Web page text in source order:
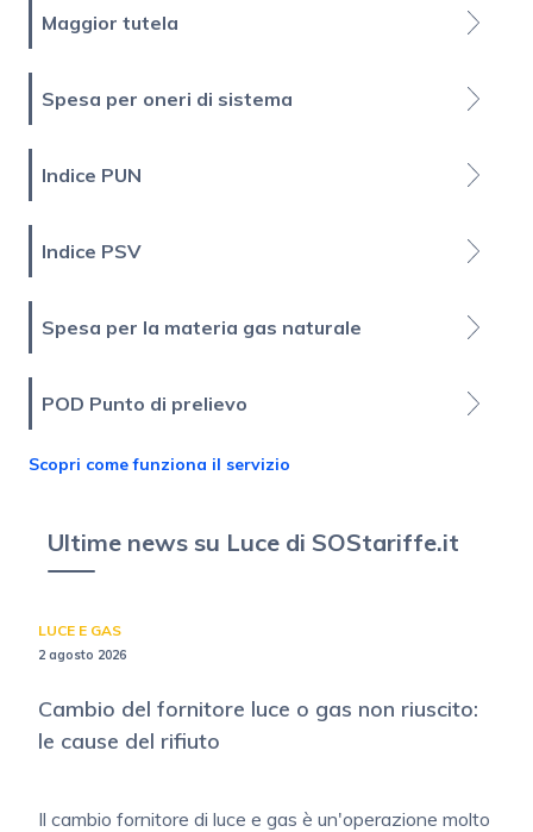
Maggior tutela
Spesa per oneri di sistema
Indice PUN
Indice PSV
Spesa per la materia gas naturale
POD Punto di prelievo
Scopri come funziona il servizio
Ultime news su Luce di SOStariffe.it
LUCE E GAS
2 agosto 2026
Cambio del fornitore luce o gas non riuscito:
le cause del rifiuto
Il cambio fornitore di luce e gas è un'operazione molto